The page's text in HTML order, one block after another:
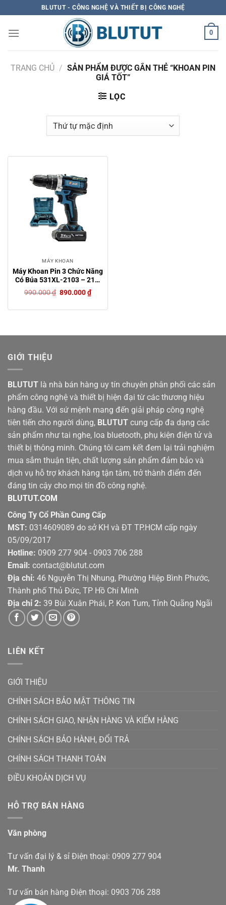
to
content
BLUTUT - CÔNG NGHỆ VÀ THIẾT BỊ CÔNG NGHỆ
0
TRANG CHỦ / SẢN PHẨM ĐƯỢC GẮN THẺ “KHOAN PIN
GIÁ TỐT”
LỌC
MÁY KHOAN
Máy Khoan Pin 3 Chức Năng
Có Búa 531XL-2103 – 21V,
Ruột Đồng 100%, Đầu Kẹp
10mm, Tặng Bộ Phụ Kiện 24
990.000₫ Giá
990.000 ₫.
890.000₫Giá
hiện
là:
GIỚI THIỆU
BLUTUT là nhà bán hàng uy tín chuyên phân phối các sản
phẩm công nghệ và thiết bị hiện đại từ các thương hiệu
hàng đầu. Với sứ mệnh mang đến giải pháp công nghệ
tiên tiến cho người dùng, BLUTUT cung cấp đa dạng các
sản phẩm như tai nghe, loa bluetooth, phụ kiện điện tử và
thiết bị thông minh. Chúng tôi cam kết đem lại trải nghiệm
mua sắm thuận tiện, chất lượng sản phẩm đảm bảo và
dịch vụ hỗ trợ khách hàng tận tâm, trở thành điểm đến
đáng tin cậy cho mọi tín đồ công nghệ.
BLUTUT.COM
Công Ty Cổ Phần Cung Cấp
MST: 0314609089 do sở KH và ĐT TP.HCM cấp ngày
05/09/2017
Hotline: 0909 277 904 - 0903 706 288
Email: contact@blutut.com
Địa chỉ: 46 Nguyễn Thị Nhung, Phường Hiệp Bình Phước,
Thành phố Thủ Đức, TP Hồ Chí Minh
Địa chỉ 2: 39 Bùi Xuân Phái, P. Kon Tum, Tỉnh Quãng Ngãi
LIÊN KẾT
GIỚI THIỆU
CHÍNH SÁCH BẢO MẬT THÔNG TIN
CHÍNH SÁCH GIAO, NHẬN HÀNG VÀ KIỂM HÀNG
CHÍNH SÁCH BẢO HÀNH, ĐỔI TRẢ
CHÍNH SÁCH THANH TOÁN
ĐIỀU KHOẢN DỊCH VỤ
HỖ TRỢ BÁN HÀNG
Văn phòng
Tư vấn đại lý & sỉ Điện thoại: 0909 277 904
Mr. Thanh
Tư vấn bán hàng Điện thoại: 0903 706 288